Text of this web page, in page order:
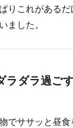
これがある
ました。
ラダラ過ご
でササッと昼